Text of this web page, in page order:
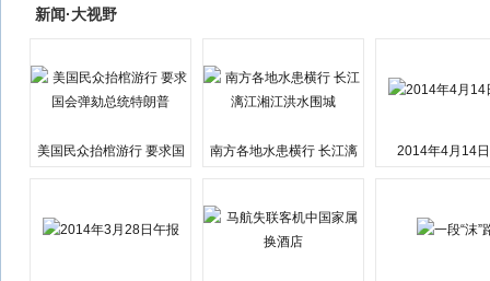
新闻·大视野
美国民众抬棺游行 要求国
南方各地水患横行 长江漓
2014年4月14